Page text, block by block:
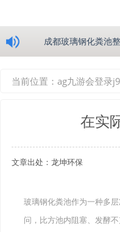
成都玻璃钢化粪池
四川玻璃钢化粪池
关于重庆玻璃钢化
在安装绵阳玻璃钢
当前位置： ag九游会登录
在实
文章出处：龙坤环保
玻璃钢化粪池作为一种多
问，比方池内阻塞、发酵